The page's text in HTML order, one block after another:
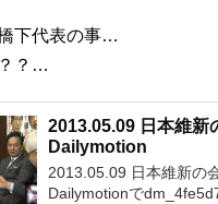
下代表の事…
？…
2013.05.09 日本維新
Dailymotion
2013.05.09 日本維新の
Dailymotionで